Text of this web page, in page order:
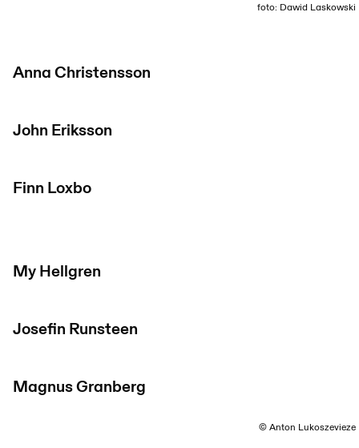
foto: Dawid Laskowski
Anna Christensson
John Eriksson
Finn Loxbo
My Hellgren
Josefin Runsteen
Magnus Granberg
© Anton Lukoszevieze